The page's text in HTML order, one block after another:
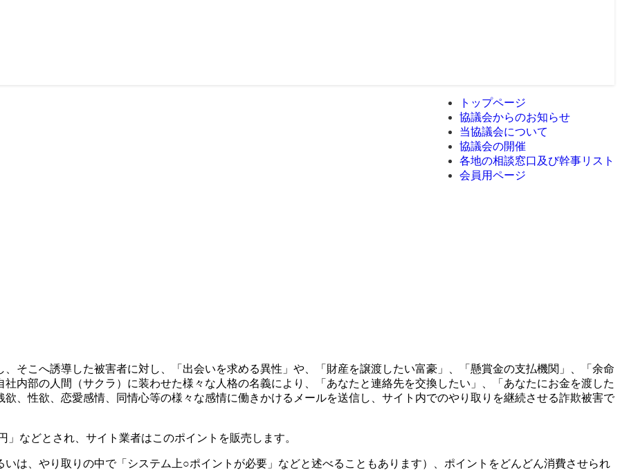
トップページ
協議会からのお知らせ
当協議会について
協議会の開催
各地の相談窓口及び幹事リスト
会員用ページ
そこへ誘導した被害者に対し、「出会いを求める異性」や、「財産を譲渡したい富豪」、「懸賞金の支払機関」、「余命
内部の人間（サクラ）に装わせた様々な人格の名義により、「あなたと連絡先を交換したい」、「あなたにお金を渡した
、性欲、恋愛感情、同情心等の様々な感情に働きかけるメールを送信し、サイト内でのやり取りを継続させる詐欺被害で
などとされ、サイト業者はこのポイントを販売します。
は、やり取りの中で「システム上○ポイントが必要」などと述べることもあります）、ポイントをどんどん消費させられ